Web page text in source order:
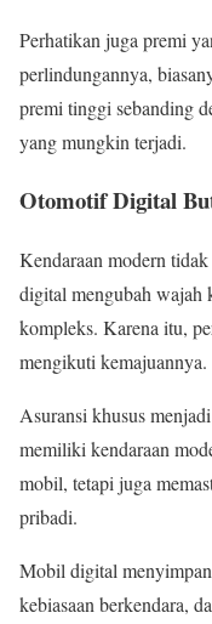
Perhatikan juga premi
perlindungannya,
premi tinggi sebanding
yang mungkin terjadi.
Otomotif Digital
Kendaraan modern
digital mengubah wajah
kompleks. Karena itu,
mengikuti kemajuannya.
Asuransi khusus
memiliki kendaraan
mobil, tetapi juga
pribadi.
Mobil digital
kebiasaan berkendara,